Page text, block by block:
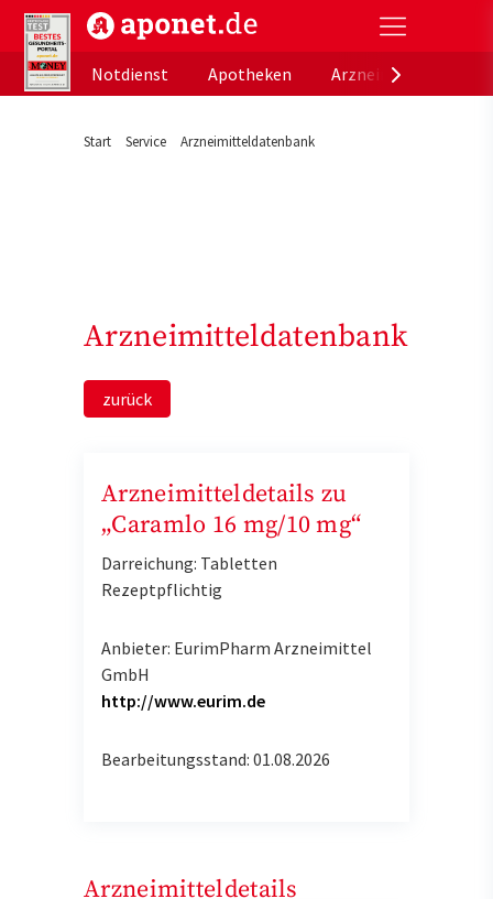
aponet.de - Das offizielle Gesundheitsportal der
Notdienst
Apotheken
Start Service Arzneimitteldatenbank
Arzneimitteldatenbank
zurück
Arzneimitteldetails zu
„Caramlo 16 mg/10 mg“
Darreichung: Tabletten
Rezeptpflichtig
Anbieter: EurimPharm Arzneimittel
GmbH
http://www.eurim.de
Bearbeitungsstand: 01.08.2026
Arzneimitteldetails